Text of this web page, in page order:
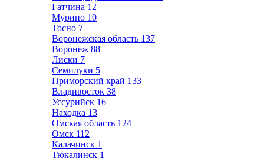
Гатчина 12
Мурино 10
Тосно 7
Воронежская область 137
Воронеж 88
Лиски 7
Семилуки 5
Приморский край 133
Владивосток 38
Уссурийск 16
Находка 13
Омская область 124
Омск 112
Калачинск 1
Тюкалинск 1